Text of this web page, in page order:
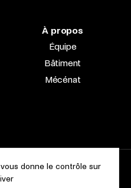
À propos
Équipe
Bâtiment
Mécénat
d’histoire et d’art |
donne le contrôle sur